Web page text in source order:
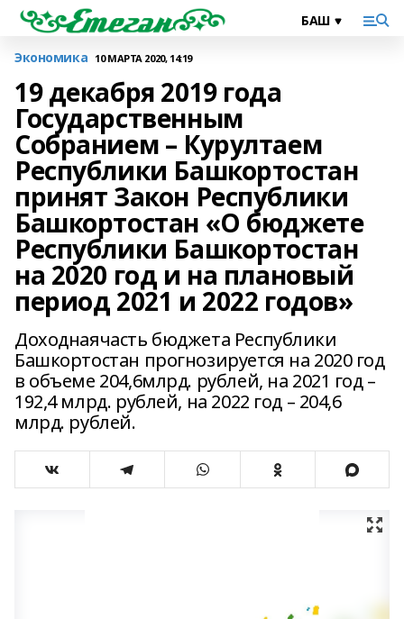
Экономика 10 МАРТА 2020, 14:19
19 декабря 2019 года
Государственным
Собранием – Курултаем
Республики Башкортостан
принят Закон Республики
Башкортостан «О бюджете
Республики Башкортостан
на 2020 год и на плановый
период 2021 и 2022 годов»
Доходнаячасть бюджета Республики
Башкортостан прогнозируется на 2020 год
в объеме 204,6млрд. рублей, на 2021 год –
192,4 млрд. рублей, на 2022 год – 204,6
млрд. рублей.